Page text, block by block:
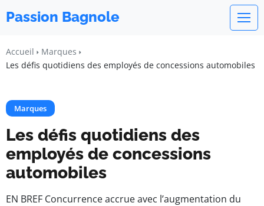
Passion Bagnole
Accueil
Marques
Les défis quotidiens des employés de concessions automobiles
Marques
Les défis quotidiens des
employés de concessions
automobiles
EN BREF Concurrence accrue avec l’augmentation du